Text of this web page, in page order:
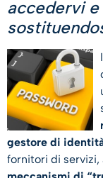
accedervi
gestore di
fornitori di servizi,